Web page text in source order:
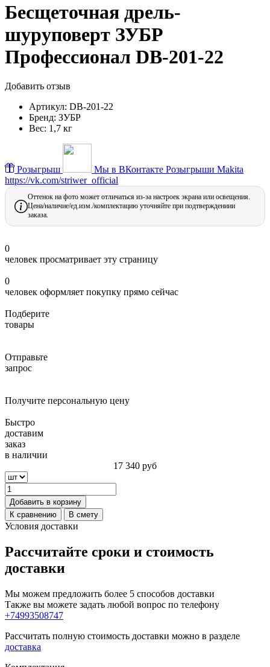
Бесщеточная дрель-
шуруповерт ЗУБР
Профессионал DB-201-22
Добавить отзыв
Артикул: DB-201-22
Бренд: ЗУБР
Вес: 1,7 кг
Розыгрыш Мы в ВКонтакте Розыгрыши Makita
https://vk.com/striwer_official
Оттенок на фото может отличаться из-за настроек экрана или освещения.
Цена/наличие/ед.изм./комплектацию уточняйте при подтверждениии
заказа.
0
человек просматривает эту страницу
0
человек оформляет покупку прямо сейчас
Подберите
товары
Отправьте
запрос
Получите персональную цену
Быстро
доставим
заказ
в наличии
17 340 руб
Добавить в корзину
К сравнению
В смету
Условия доставки
Рассчитайте сроки и стоимость
доставки
Мы можем предложить более 5 способов доставки
Также вы можете задать любой вопрос по телефону
+74993508747
Рассчитать полную стоимость доставки можно в разделе
доставка